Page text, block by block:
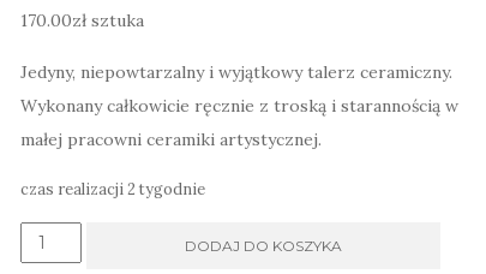
170.00zł sztuka
Jedyny, niepowtarzalny i wyjątkowy talerz ceramiczny.
Wykonany całkowicie ręcznie z troską i starannością w
małej pracowni ceramiki artystycznej.
czas realizacji 2 tygodnie
ilość
DODAJ DO KOSZYKA